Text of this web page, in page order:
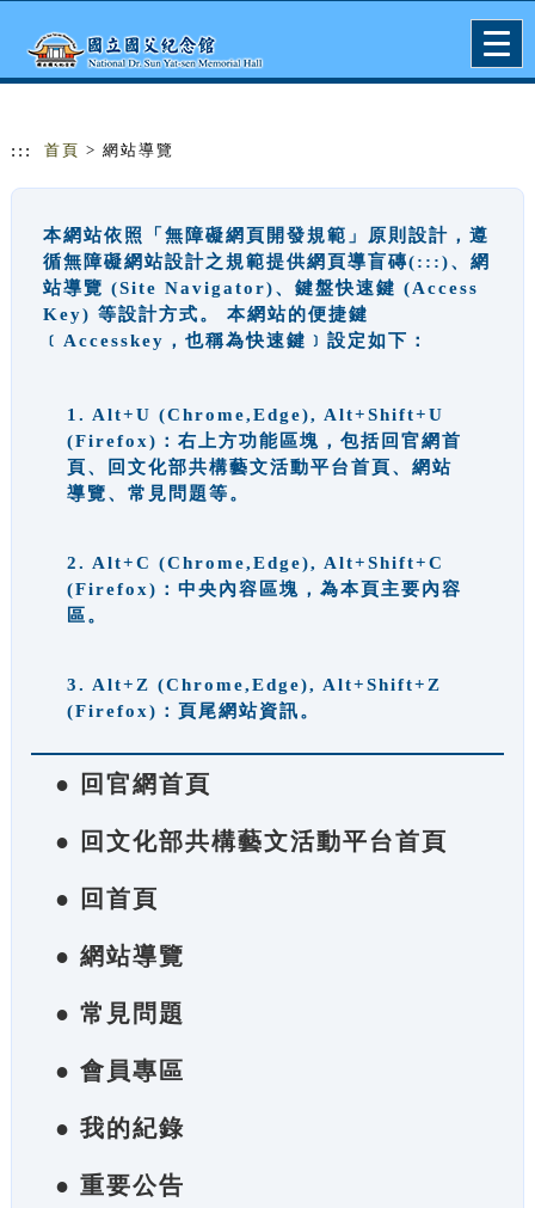
::: 首頁 > 網站導覽
本網站依照「無障礙網頁開發規範」原則設計，遵
循無障礙網站設計之規範提供網頁導盲磚(:::)、網
站導覽 (Site Navigator)、鍵盤快速鍵 (Access
Key) 等設計方式。 本網站的便捷鍵
﹝Accesskey，也稱為快速鍵﹞設定如下：
1. Alt+U (Chrome,Edge), Alt+Shift+U
(Firefox)：右上方功能區塊，包括回官網首
頁、回文化部共構藝文活動平台首頁、網站
導覽、常見問題等。
2. Alt+C (Chrome,Edge), Alt+Shift+C
(Firefox)：中央內容區塊，為本頁主要內容
區。
3. Alt+Z (Chrome,Edge), Alt+Shift+Z
(Firefox)：頁尾網站資訊。
● 回官網首頁
● 回文化部共構藝文活動平台首頁
● 回首頁
● 網站導覽
● 常見問題
● 會員專區
● 我的紀錄
● 重要公告